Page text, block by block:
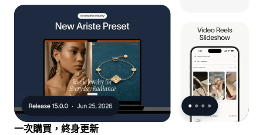
一次購買，終身更新